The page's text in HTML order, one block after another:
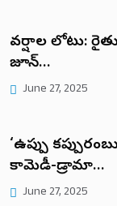
వర్షాల లోటు:
జూన్…
June 27, 2025
‘ఉప్పు
కామెడీ-డ్రామా…
June 27, 2025